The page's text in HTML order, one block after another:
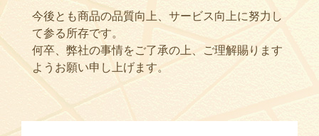
今後とも商品の品質向上、サービス向上に努力し
て参る所存です。
何卒、弊社の事情をご了承の上、ご理解賜ります
ようお願い申し上げます。